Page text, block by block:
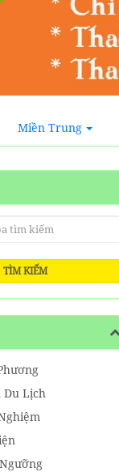
Miền Trung
TÌM KIẾM
Du Lịch